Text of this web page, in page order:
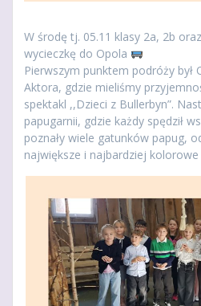
W środę tj. 05.11 klasy 2a, 2b
wycieczkę do Opola
Pierwszym punktem podróży był
Aktora, gdzie mieliśmy
spektakl ,,Dzieci z Bullerbyn”.
papugarnii, gdzie każdy spędził
poznały wiele gatunków papug,
największe i najbardziej kolorowe